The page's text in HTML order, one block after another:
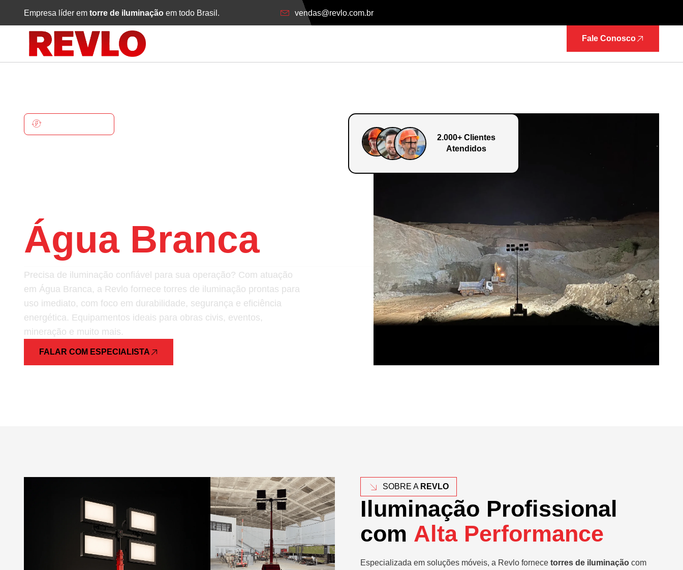
Empresa líder em torre de iluminação em todo Brasil. vendas@revlo.com.br
Fale Conosco
Água Branca
Precisa de iluminação confiável para sua operação? Com atuação
em Água Branca, a Revlo fornece torres de iluminação prontas para
uso imediato, com foco em durabilidade, segurança e eficiência
energética. Equipamentos ideais para obras civis, eventos,
mineração e muito mais.
FALAR COM ESPECIALISTA
2.000+ Clientes
Atendidos
SOBRE A REVLO
Iluminação Profissional
com Alta Performance
Especializada em soluções móveis, a Revlo fornece torres de iluminação com